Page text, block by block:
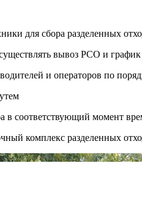
для сбора разделенных
вывоз РСО и
и операторов по
в соответствующий момент
комплекс разделенных